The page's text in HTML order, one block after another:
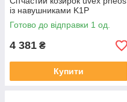
із навушниками K1P
Готово до відправки 1 од.
4 381 ₴
Купити